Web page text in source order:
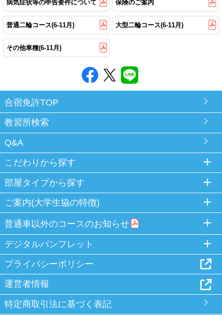
病気症状等の申告要件について 保険のご案内
普通二輪コース(6-11月) 大型二輪コース(6-11月)
その他車種(6-11月)
合宿免許TOP
教習所検索
Q&A
こだわりから探す
部屋タイプから探す
ご案内(大学生協の特徴)
普通車以外のコースのお知らせ
デジタルパンフレット
プライバシーポリシー
運営者情報
特定商取引法に基づく表記